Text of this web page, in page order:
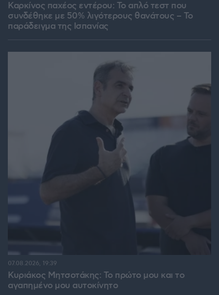
Καρκίνος παχέος εντέρου: Το απλό τεστ που
συνδέθηκε με 50% λιγότερους θανάτους – Το
παράδειγμα της Ισπανίας
Κυριάκος Μητσοτάκης: Το πρώτο μου και το
αγαπημένο μου αυτοκίνητο
07.08.2026, 19:39